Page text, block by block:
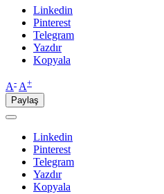
Linkedin
Pinterest
Telegram
Yazdır
Kopyala
A- A+
Paylaş
Linkedin
Pinterest
Telegram
Yazdır
Kopyala